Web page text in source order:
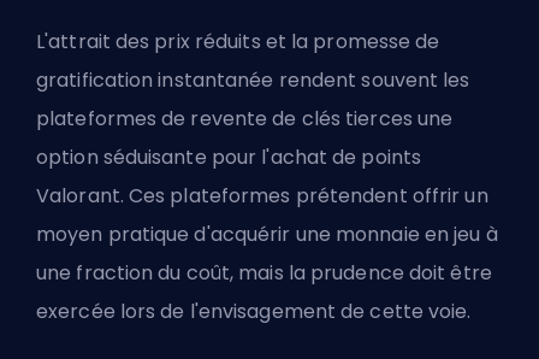
L'attrait des prix réduits et la promesse de
gratification instantanée rendent souvent les
plateformes de revente de clés tierces une
option séduisante pour l'achat de points
Valorant. Ces plateformes prétendent offrir un
moyen pratique d'acquérir une monnaie en jeu à
une fraction du coût, mais la prudence doit être
exercée lors de l'envisagement de cette voie.